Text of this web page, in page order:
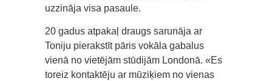
uzzināja visa pasaule.
20 gadus atpakaļ draugs sarunāja ar
Toniju pierakstīt pāris vokāla gabalus
vienā no vietējām stūdijām Londonā. «Es
toreiz kontaktēju ar mūziķiem no vienas